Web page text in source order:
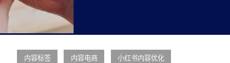
内容标签 内容电商 小红书内容优化